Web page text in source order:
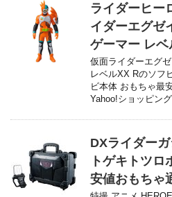
ライダーヒー
イダーエグゼ
ゲーマー レベ
仮面ライダーエグ
レベルXX Rのソフ
ビ本体 おもちゃ最
Yahoo!ショッピン
DXライダー
トゲキトツ
安値おもちゃ